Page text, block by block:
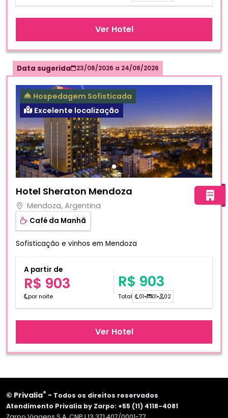
Ver Hotel
Data sugerida 23/08/2026 a 24/08/2026
Hospedagem Sofisticada
Excelente localização
Hotel Sheraton Mendoza
Mendoza, Argentina
Café da Manhã
Sofisticação e vinhos em Mendoza
A partir de
R$ 903
por noite
R$ 903
Total 01• 01• 02
Ver Hotel
© Privalia® - Todos os direitos reservados
Atendimento Privalia by Zarpo: +55 (11) 4118-4081